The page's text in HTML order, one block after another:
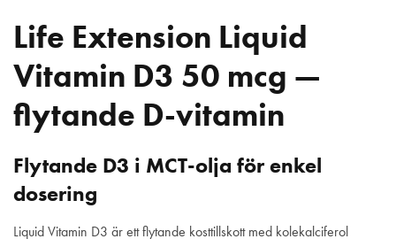
Life Extension Liquid
Vitamin D3 50 mcg —
flytande D-vitamin
Flytande D3 i MCT-olja för enkel
dosering
Liquid Vitamin D3 är ett flytande kosttillskott med kolekalciferol